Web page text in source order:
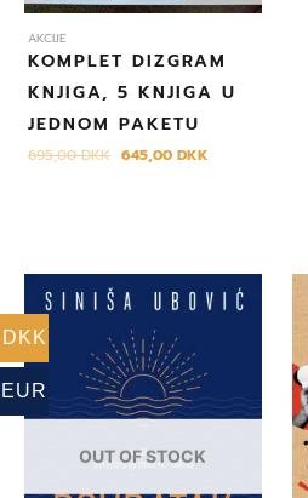
AKCIJE
KOMPLET DIZGRAM
KNJIGA, 5 KNJIGA U
JEDNOM PAKETU
695,00DKK 645,00 DKK
OUT OF STOCK
DKK
EUR